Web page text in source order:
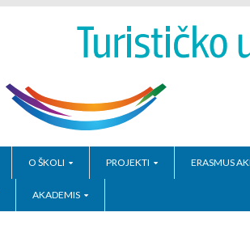
O ŠKOLI PROJEKTI ERASMUS
AKADEMIS